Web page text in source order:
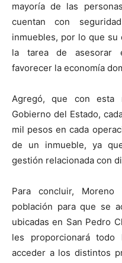
mayoría de las
cuentan con
inmuebles, por lo que su
la tarea de asesorar
favorecer la economía
Agregó, que con esta
Gobierno del Estado,
mil pesos en cada
de un inmueble, ya
gestión relacionada con
Para concluir,
población para que se
ubicadas en San Pedro
les proporcionará
acceder a los distintos